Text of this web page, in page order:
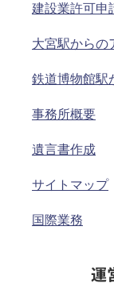
建設業許可申
大宮駅からの
鉄道博物館駅
事務所概要
遺言書作成
サイトマップ
国際業務
運